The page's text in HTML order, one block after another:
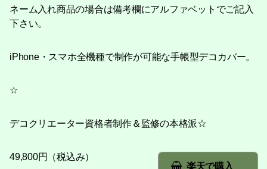
ネーム入れ商品の場合は備考欄にアルファベットでご記入
下さい。
iPhone・スマホ全機種で制作が可能な手帳型デコカバー。
☆
デコクリエーター資格者制作＆監修の本格派☆
楽天で購入
49,800円（税込み）